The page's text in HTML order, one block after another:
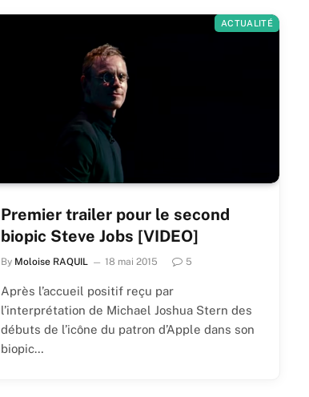
ACTUALITÉ
Premier trailer pour le second
biopic Steve Jobs [VIDEO]
By Moloise RAQUIL 18 mai 2015 5
Après l’accueil positif reçu par
l’interprétation de Michael Joshua Stern des
débuts de l’icône du patron d’Apple dans son
biopic…